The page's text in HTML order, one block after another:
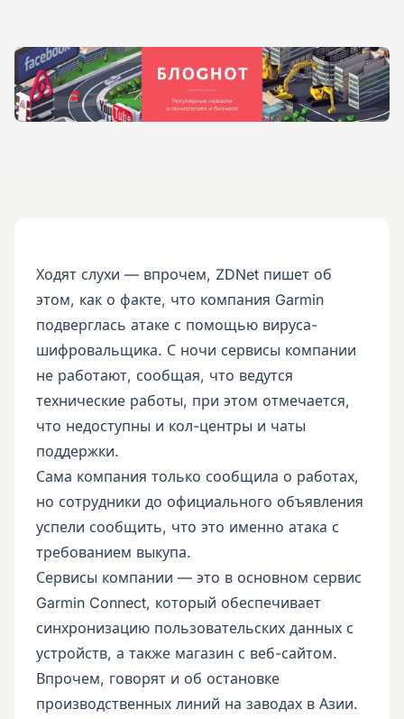
Ходят слухи — впрочем, ZDNet пишет об
этом, как о факте, что компания Garmin
подверглась атаке с помощью вируса-
шифровальщика. С ночи сервисы компании
не работают, сообщая, что ведутся
технические работы, при этом отмечается,
что недоступны и кол-центры и чаты
поддержки.
Сама компания только сообщила о работах,
но сотрудники до официального объявления
успели сообщить, что это именно атака с
требованием выкупа.
Сервисы компании — это в основном сервис
Garmin Connect, который обеспечивает
синхронизацию пользовательских данных с
устройств, а также магазин с веб-сайтом.
Впрочем, говорят и об остановке
производственных линий на заводах в Азии.